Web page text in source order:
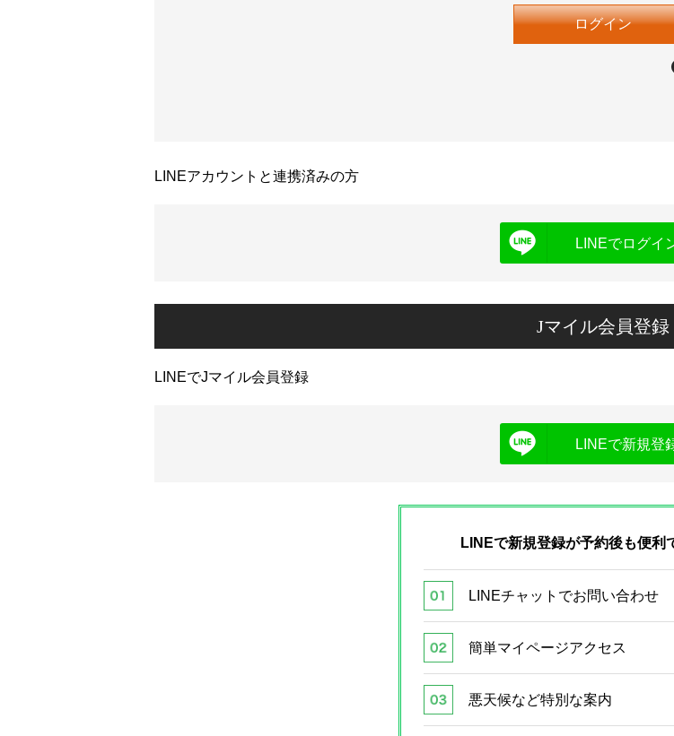
LINEアカウントと連携済みの方
LINEでログイ
Jマイル会員登録
LINEでJマイル会員登録
LINEで新規登
LINEで新規登録が予約後も便利
LINEチャットでお問い合わせ
簡単マイページアクセス
悪天候など特別な案内